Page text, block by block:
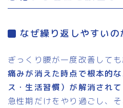
なぜ繰り返しやすいの
ぎっくり腰が一度改善しても
痛みが消えた時点で根本的
ス・生活習慣）が解消され
急性期だけをやり過ごし、